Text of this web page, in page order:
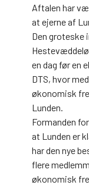
Aftalen har
at ejerne af
Den groteske
en dag før en
DTS, hvor
økonomisk
Lunden.
Formanden
at Lunden er
har den nye
flere
økonomisk